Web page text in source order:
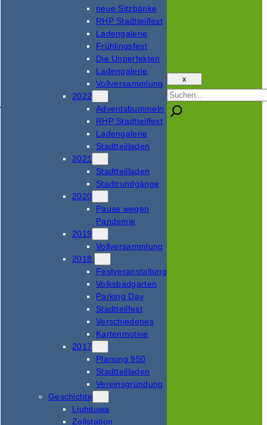
neue Sitzbänke
RHP Stadtteilfest
Ladengalerie
Frühlingsfest
Die Unperfekten
Ladengalerie
Vollversammlung
2022
Adventsbummeln
RHP Stadtteilfest
Ladengalerie
Stadtteilladen
2021
Stadtteilladen
Stadtrundgänge
2020
Pause wegen
Pandemie
2019
Vollversammlung
2018
Festveranstaltung
Volksbadgarten
Parking Day
Stadtteilfest
Verschiedenes
Kartenmotive
2017
Planung 950
Stadtteilladen
Vereinsgründung
Geschichte
Liubituwa
Zollstation
x
Suchen